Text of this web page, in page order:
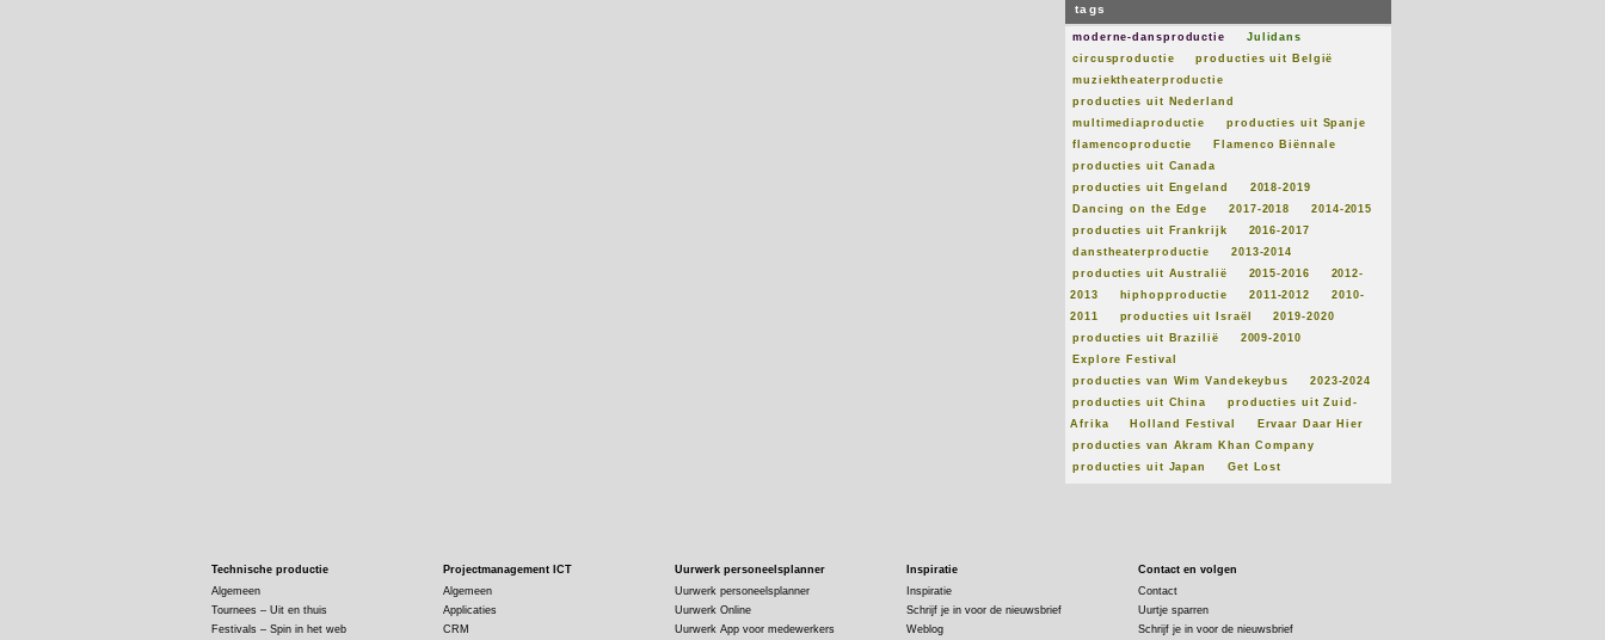
tags
moderne-dansproductie
Julidans
circusproductie
producties uit België
muziektheaterproductie
producties uit Nederland
multimediaproductie
producties uit Spanje
flamencoproductie
Flamenco Biënnale
producties uit Canada
producties uit Engeland
2018-2019
Dancing on the Edge
2017-2018
2014-2015
producties uit Frankrijk
2016-2017
danstheaterproductie
2013-2014
producties uit Australië
2015-2016
2012-
2013
hiphopproductie 2011-2012
2010-
2011
producties uit Israël
2019-2020
producties uit Brazilië
2009-2010
Explore Festival
producties van Wim Vandekeybus
2023-2024
producties uit China
producties uit Zuid-
Afrika
Holland Festival
Ervaar Daar Hier
producties van Akram Khan Company
producties uit Japan
Get Lost
Technische productie
Algemeen
Tournees – Uit en thuis
Festivals – Spin in het web
Projectmanagement ICT
Algemeen
Applicaties
CRM
Uurwerk personeelsplanner
Uurwerk personeelsplanner
Uurwerk Online
Uurwerk App voor medewerkers
Inspiratie
Inspiratie
Schrijf je in voor de nieuwsbrief
Weblog
Contact en volgen
Contact
Uurtje sparren
Schrijf je in voor de nieuwsbrief